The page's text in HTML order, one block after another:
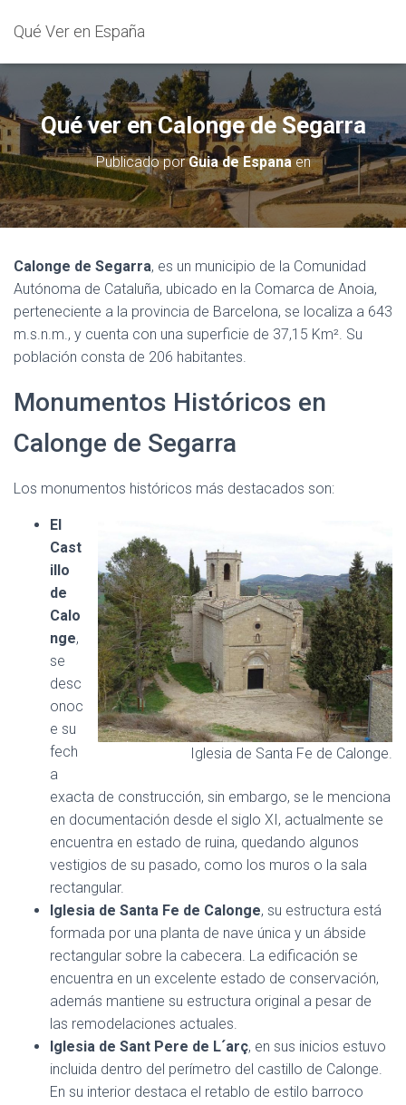
Qué Ver en España
Qué ver en Calonge de Segarra
Publicado porGuia de Espanaen
Calonge de Segarra, es un municipio de la Comunidad
Autónoma de Cataluña, ubicado en la Comarca de Anoia,
perteneciente a la provincia de Barcelona, se localiza a 643
m.s.n.m., y cuenta con una superficie de 37,15 Km². Su
población consta de 206 habitantes.
Monumentos Históricos en
Calonge de Segarra
Los monumentos históricos más destacados son:
Iglesia de Santa Fe de Calonge.
El
Cast
illo
de
Calo
nge,
se
desc
onoc
e su
fech
a
exacta de construcción, sin embargo, se le menciona
en documentación desde el siglo XI, actualmente se
encuentra en estado de ruina, quedando algunos
vestigios de su pasado, como los muros o la sala
rectangular.
Iglesia de Santa Fe de Calonge, su estructura está
formada por una planta de nave única y un ábside
rectangular sobre la cabecera. La edificación se
encuentra en un excelente estado de conservación,
además mantiene su estructura original a pesar de
las remodelaciones actuales.
Iglesia de Sant Pere de L´arç, en sus inicios estuvo
incluida dentro del perímetro del castillo de Calonge.
En su interior destaca el retablo de estilo barroco